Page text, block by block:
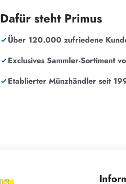
Dafür steht Primus
Über 120.000 zufriedene
Exclusives Sammler-Sortiment
Etablierter Münzhändler seit